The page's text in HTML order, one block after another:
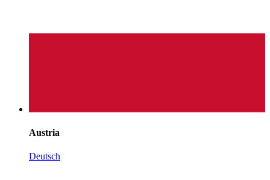
Austria
Deutsch